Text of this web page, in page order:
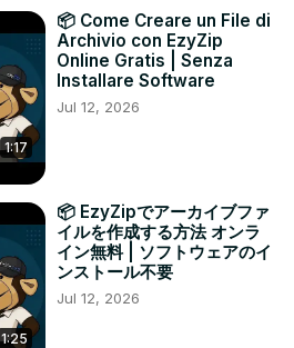
1:17
📦 Come Creare un File di
Archivio con EzyZip
Online Gratis | Senza
Installare Software
Jul 12, 2026
1:25
📦 EzyZipでアーカイブファ
イルを作成する方法 オンラ
イン無料 | ソフトウェアのイ
ンストール不要
Jul 12, 2026